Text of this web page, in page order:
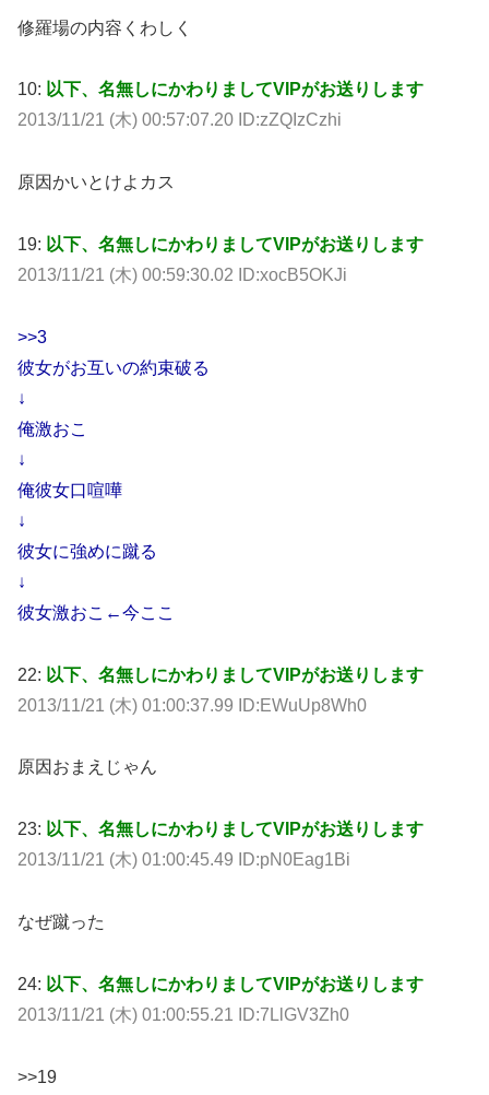
修羅場の内容くわしく
10: 以下、名無しにかわりましてVIPがお送りします
2013/11/21 (木) 00:57:07.20 ID:zZQIzCzhi
原因かいとけよカス
19: 以下、名無しにかわりましてVIPがお送りします
2013/11/21 (木) 00:59:30.02 ID:xocB5OKJi
>>3
彼女がお互いの約束破る
↓
俺激おこ
↓
俺彼女口喧嘩
↓
彼女に強めに蹴る
↓
彼女激おこ←今ここ
22: 以下、名無しにかわりましてVIPがお送りします
2013/11/21 (木) 01:00:37.99 ID:EWuUp8Wh0
原因おまえじゃん
23: 以下、名無しにかわりましてVIPがお送りします
2013/11/21 (木) 01:00:45.49 ID:pN0Eag1Bi
なぜ蹴った
24: 以下、名無しにかわりましてVIPがお送りします
2013/11/21 (木) 01:00:55.21 ID:7LlGV3Zh0
>>19